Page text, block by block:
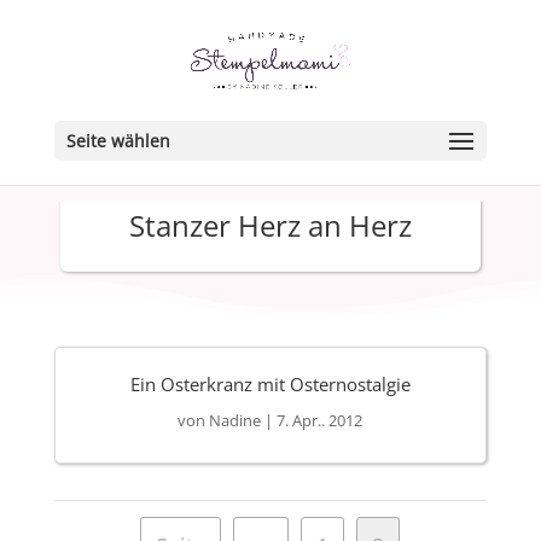
Seite wählen
Stanzer Herz an Herz
Ein Osterkranz mit Osternostalgie
von Nadine |7. Apr.. 2012